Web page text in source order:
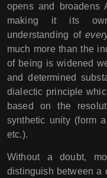
opens and broadens
making it its
understanding of
much more than the
of being is widened
and determined
dialectic principle
based on the
synthetic unity (form
etc.).
Without a doubt,
distinguish between a